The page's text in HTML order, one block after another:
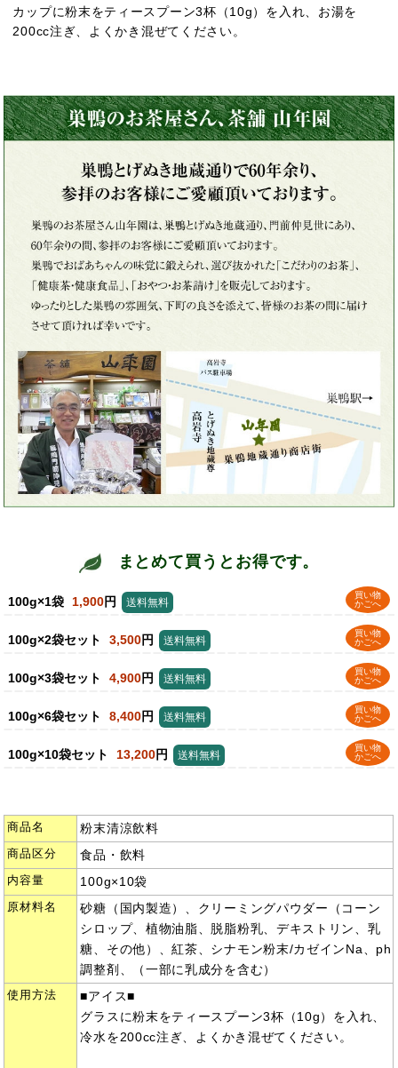
カップに粉末をティースプーン3杯（10g）を入れ、お湯を
200cc注ぎ、よくかき混ぜてください。
まとめて買うとお得です。
100g×1袋 1,900円
買い物
かごへ
送料無料
100g×2袋セット 3,500円
買い物
かごへ
送料無料
100g×3袋セット 4,900円
買い物
かごへ
送料無料
100g×6袋セット 8,400円
買い物
かごへ
送料無料
100g×10袋セット 13,200円
買い物
かごへ
送料無料
商品名 粉末清涼飲料
商品区分 食品・飲料
内容量 100g×10袋
原材料名
砂糖（国内製造）、クリーミングパウダー（コーン
シロップ、植物油脂、脱脂粉乳、デキストリン、乳
糖、その他）、紅茶、シナモン粉末/カゼインNa、ph
調整剤、（一部に乳成分を含む）
使用方法
■アイス■
グラスに粉末をティースプーン3杯（10g）を入れ、
冷水を200cc注ぎ、よくかき混ぜてください。